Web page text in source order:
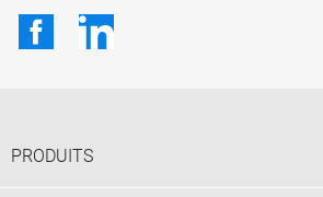
Facebook
PRODUITS